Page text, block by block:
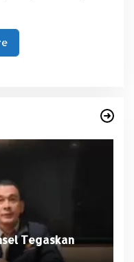
Tegaskan